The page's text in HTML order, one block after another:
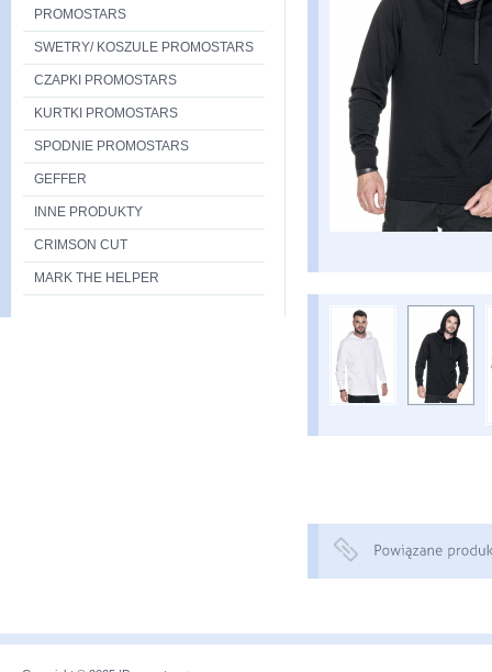
PROMOSTARS
SWETRY/ KOSZULE PROMOSTARS
CZAPKI PROMOSTARS
KURTKI PROMOSTARS
SPODNIE PROMOSTARS
GEFFER
INNE PRODUKTY
CRIMSON CUT
MARK THE HELPER